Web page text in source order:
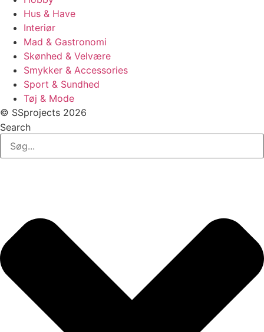
Hus & Have
Interiør
Mad & Gastronomi
Skønhed & Velvære
Smykker & Accessories
Sport & Sundhed
Tøj & Mode
© SSprojects 2026
Search